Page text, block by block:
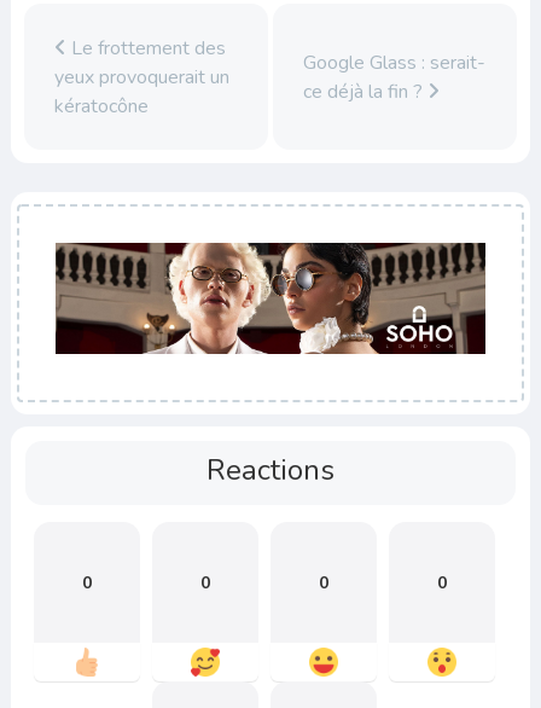
Le frottement des
yeux provoquerait un
kératocône
Google Glass : serait-
ce déjà la fin ?
Reactions
0 0 0 0